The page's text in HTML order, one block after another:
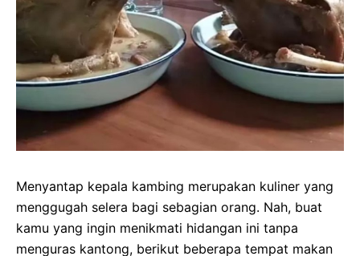
Menyantap kepala kambing merupakan kuliner yang
menggugah selera bagi sebagian orang. Nah, buat
kamu yang ingin menikmati hidangan ini tanpa
menguras kantong, berikut beberapa tempat makan